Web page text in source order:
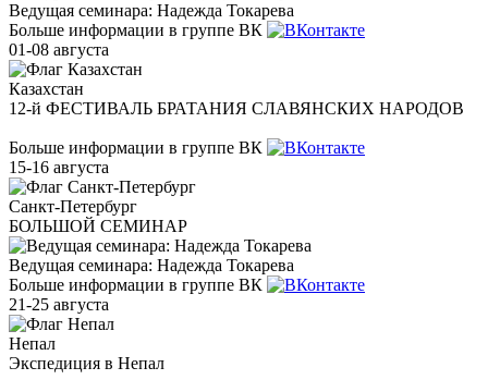
Ведущая семинара: Надежда Токарева
Больше информации в группе ВК
01-08 августа
Казахстан
12-й ФЕСТИВАЛЬ БРАТАНИЯ СЛАВЯНСКИХ НАРОДОВ
Больше информации в группе ВК
15-16 августа
Санкт-Петербург
БОЛЬШОЙ СЕМИНАР
Ведущая семинара: Надежда Токарева
Больше информации в группе ВК
21-25 августа
Непал
Экспедиция в Непал